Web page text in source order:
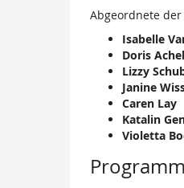
Abgeordnete der
Isabelle
Doris
Lizzy
Janine
Caren Lay
Katalin
Violetta
Programm